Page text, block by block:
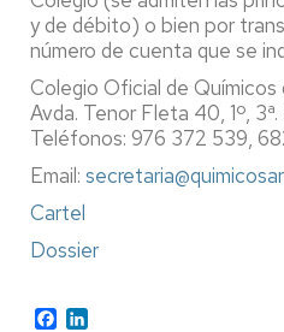
y de débito) o bien por
número de cuenta que se
Colegio Oficial de Químicos
Avda. Tenor Fleta 40, 1º,
Teléfonos: 976 372 539,
Email:
Cartel
Dossier
Facebook